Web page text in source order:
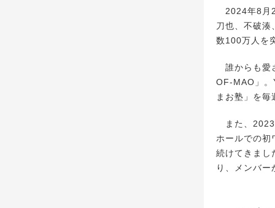
2024年8月
刀也、不破
数100万人を
誰からも愛
OF-MAO」。
まお塾」を
また、2023
ホールでの初
続けてきまし
り、メンバ